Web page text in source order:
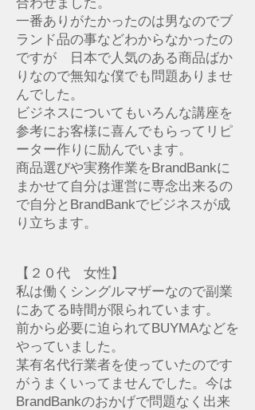
一番ありがたかったのは男なのでブ
ランド品の事などわからなかったの
ですが 日本で人気のある商品ばか
りなので無知な僕でも問題ありませ
んでした。
ビジネスについてもいろんな講座を
参考にお客様に喜んでもらってリピ
ーター作りに励んでいます。
商品選びや実務作業をBrandBankに
まかせて自分は運営に専念出来るの
で自分とBrandBankでビジネスが成
り立ちます。
【２０代 女性】
私は働くシングルマザーなので副業
にあてる時間が限られています。
前から必要に迫られてBUYMAなどを
やっていました。
某有名代行業者を使っていたのです
がうまくいってませんでした。今は
BrandBankのおかげで問題なく出来